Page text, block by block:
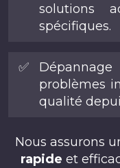
solutions
spécifiques.
✅
problèmes
qualité
Nous assurons
rapide et